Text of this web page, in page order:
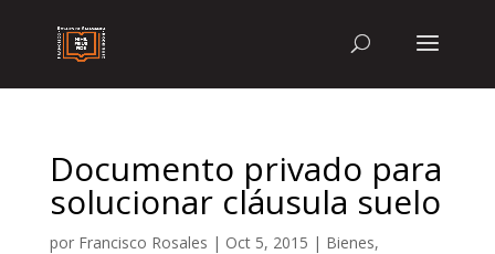
Documento privado para
solucionar cláusula suelo
por Francisco Rosales | Oct 5, 2015 | Bienes,